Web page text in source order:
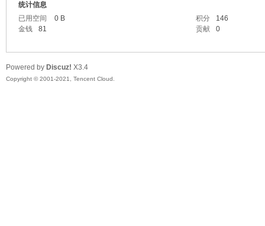
资
统计信息
已用空间
0 B 积分
146
金钱
81 贡献 0
Powered by Discuz! X3.4
Copyright © 2001-2021, Tencent Cloud.